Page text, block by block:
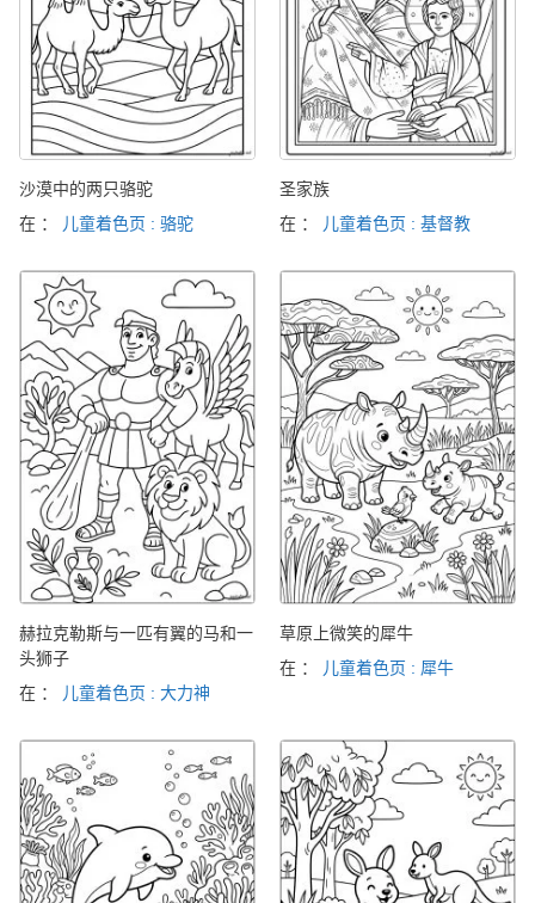
沙漠中的两只骆驼
在 ：
儿童着色页 : 骆驼
圣家族
在 ：
儿童着色页 : 基督教
赫拉克勒斯与一匹有翼的马和一
头狮子
在 ：
儿童着色页 : 大力神
草原上微笑的犀牛
在 ：
儿童着色页 : 犀牛